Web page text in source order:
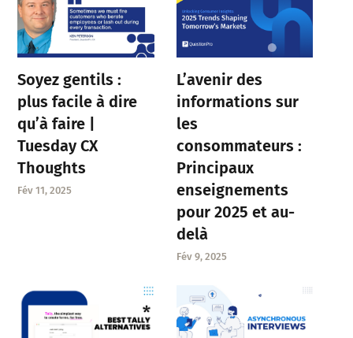
Soyez gentils :
plus facile à dire
qu’à faire |
Tuesday CX
Thoughts
Fév 11, 2025
L’avenir des
informations sur
les
consommateurs :
Principaux
enseignements
pour 2025 et au-
delà
Fév 9, 2025